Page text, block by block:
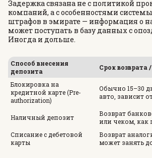
Задержка связана не с политикой
компаний, а с особенностями
штрафов в эмирате — информация о
может поступать в базу данных с
Иногда и дольше.
Способ внесения
депозита
Срок возврата
Блокировка на
кредитной карте (Pre-
authorization)
Обычно 15–30
авто, зависит
Наличный депозит
Возврат
или чеком, как
Списание с дебетовой
карты
Возврат
может занять